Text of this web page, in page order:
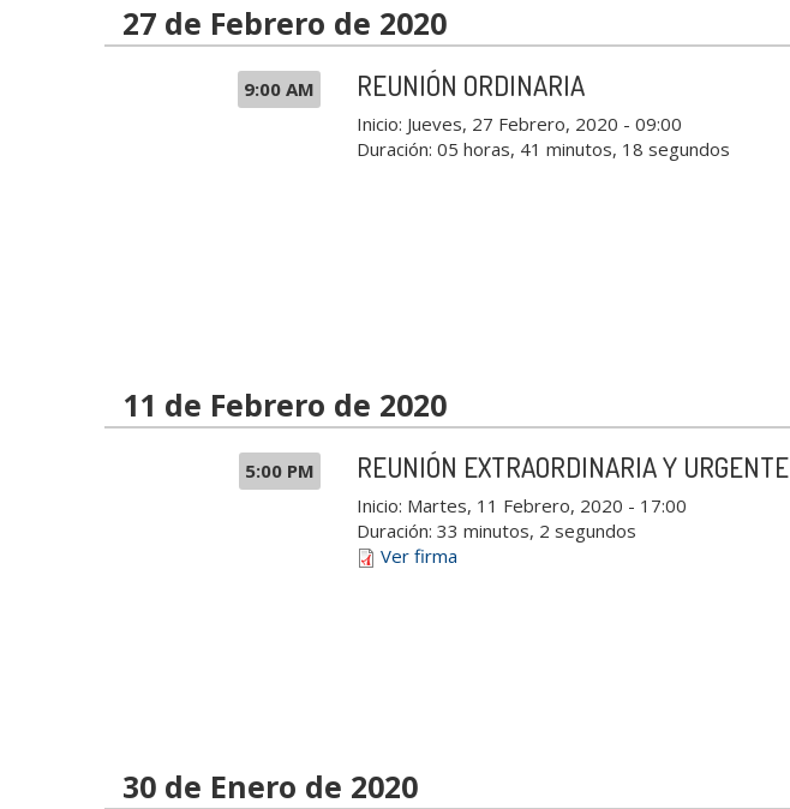
27 de Febrero de 2020
9:00 AM REUNIÓN ORDINARIA
Inicio: Jueves, 27 Febrero, 2020 - 09:00
Duración: 05 horas, 41 minutos, 18 segundos
11 de Febrero de 2020
5:00 PM REUNIÓN EXTRAORDINARIA Y URGENTE
Inicio: Martes, 11 Febrero, 2020 - 17:00
Duración: 33 minutos, 2 segundos
Ver firma
30 de Enero de 2020